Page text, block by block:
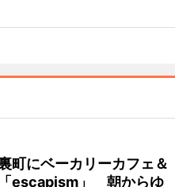
町にベーカリーカフェ＆
escapism」 朝からゆ